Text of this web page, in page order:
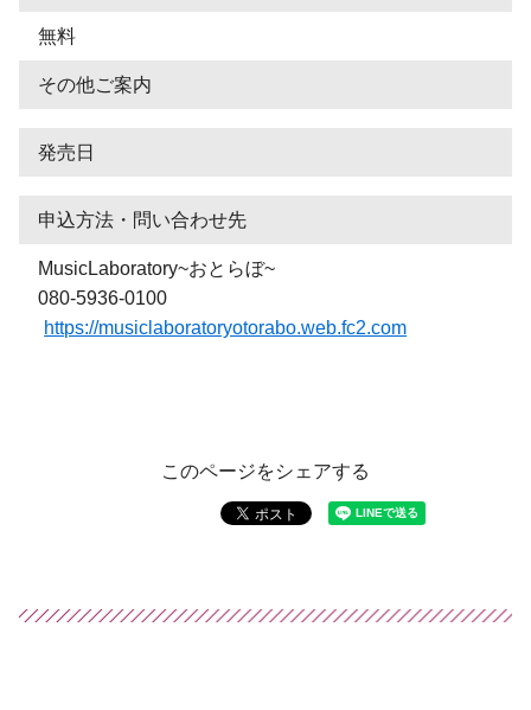
無料
その他ご案内
発売日
申込方法・問い合わせ先
MusicLaboratory~おとらぼ~
080-5936-0100
https://musiclaboratoryotorabo.web.fc2.com
このページをシェアする